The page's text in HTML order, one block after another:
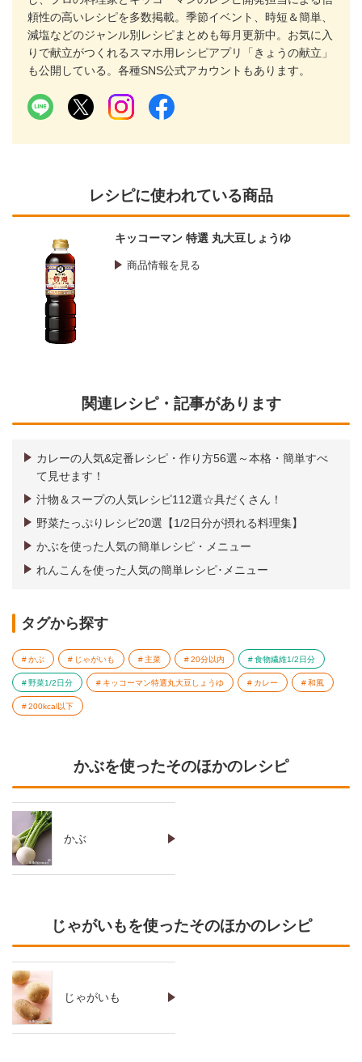
頼性の高いレシピを多数掲載。季節イベント、時短＆簡単、
減塩などのジャンル別レシピまとめも毎月更新中。お気に入
りで献立がつくれるスマホ用レシピアプリ「きょうの献立」
も公開している。各種SNS公式アカウントもあります。
レシピに使われている商品
キッコーマン 特選 丸大豆しょうゆ
商品情報を見る
関連レシピ・記事があります
カレーの人気&定番レシピ・作り方56選～本格・簡単すべ
て見せます！
汁物＆スープの人気レシピ112選☆具だくさん！
野菜たっぷりレシピ20選【1/2日分が摂れる料理集】
かぶを使った人気の簡単レシピ・メニュー
れんこんを使った人気の簡単レシピ･メニュー
タグから探す
かぶ じゃがいも 主菜 20分以内 食物繊維1/2日分
野菜1/2日分 キッコーマン特選丸大豆しょうゆ カレー 和風
200kcal以下
かぶを使ったそのほかのレシピ
かぶ
じゃがいもを使ったそのほかのレシピ
じゃがいも